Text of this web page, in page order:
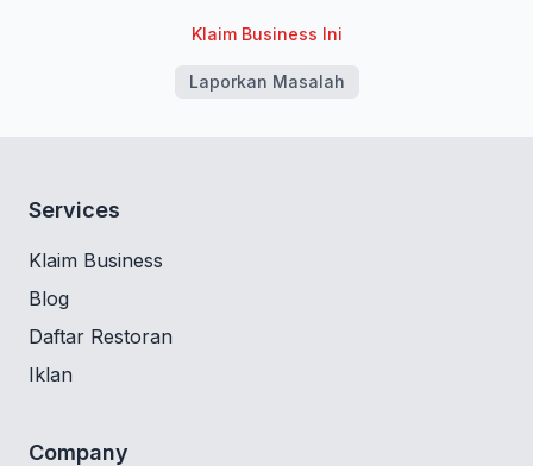
Klaim Business Ini
Laporkan Masalah
Services
Klaim Business
Blog
Daftar Restoran
Iklan
Company